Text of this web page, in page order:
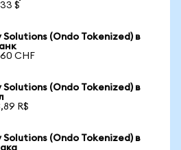
$
(Ondo Tokenized) в
CHF
(Ondo Tokenized) в
R$
(Ondo Tokenized) в